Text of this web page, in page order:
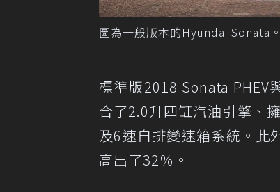
圖為一般版本的Hyundai Sonata
標準版2018 Sonata
合了2.0升四缸汽油引擎、
及6速自排變速箱系統。此
高出了32％。